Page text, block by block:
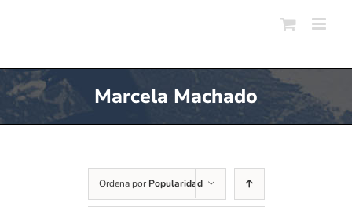
Marcela Machado
Ordena por Popularidad